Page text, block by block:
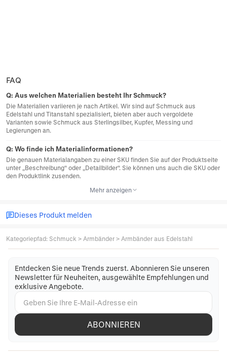
FAQ
Q: Aus welchen Materialien besteht Ihr Schmuck?
Die Materialien variieren je nach Artikel. Wir sind auf Schmuck aus
Edelstahl und Titanstahl spezialisiert, bieten aber auch vergoldete
Varianten sowie Schmuck aus Sterlingsilber, Kupfer, Messing und
Legierungen an.
Q: Wo finde ich Materialinformationen?
Die genauen Materialangaben zu einer SKU finden Sie auf der Produktseite
unter „Beschreibung“ oder „Detailbilder“. Sie können uns auch die SKU oder
den Produktlink zusenden.
Mehr anzeigen
Dieses Produkt melden
Kategoriepfad: Schmuck > Armbänder > Armbänder aus Edelstahl
Entdecken Sie neue Trends zuerst. Abonnieren Sie unseren
Newsletter für Neuheiten, ausgewählte Empfehlungen und
exklusive Angebote.
ABONNIEREN